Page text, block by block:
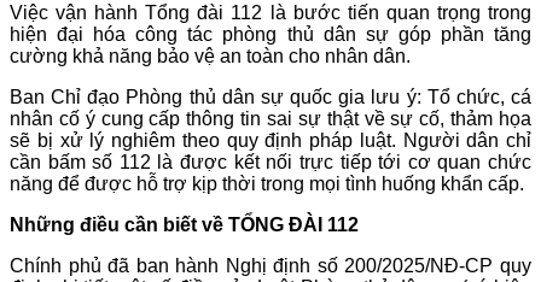
Việc vận hành Tổng đài 112 là bước tiến quan trọng trong
hiện đại hóa công tác phòng thủ dân sự góp phần tăng
cường khả năng bảo vệ an toàn cho nhân dân.
Ban Chỉ đạo Phòng thủ dân sự quốc gia lưu ý: Tổ chức, cá
nhân cố ý cung cấp thông tin sai sự thật về sự cố, thảm họa
sẽ bị xử lý nghiêm theo quy định pháp luật. Người dân chỉ
cần bấm số 112 là được kết nối trực tiếp tới cơ quan chức
năng để được hỗ trợ kịp thời trong mọi tình huống khẩn cấp.
Những điều cần biết về TỔNG ĐÀI 112
Chính phủ đã ban hành Nghị định số 200/2025/NĐ-CP quy